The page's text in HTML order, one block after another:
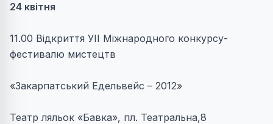
24 квітня
11.00 Відкриття УІІ Міжнародного конкурсу-
фестивалю мистецтв
«Закарпатський Едельвейс – 2012»
Театр ляльок «Бавка», пл. Театральна,8